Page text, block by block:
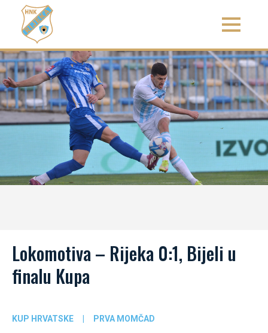
Lokomotiva – Rijeka 0:1, Bijeli u
finalu Kupa
KUP HRVATSKE | PRVA MOMČAD